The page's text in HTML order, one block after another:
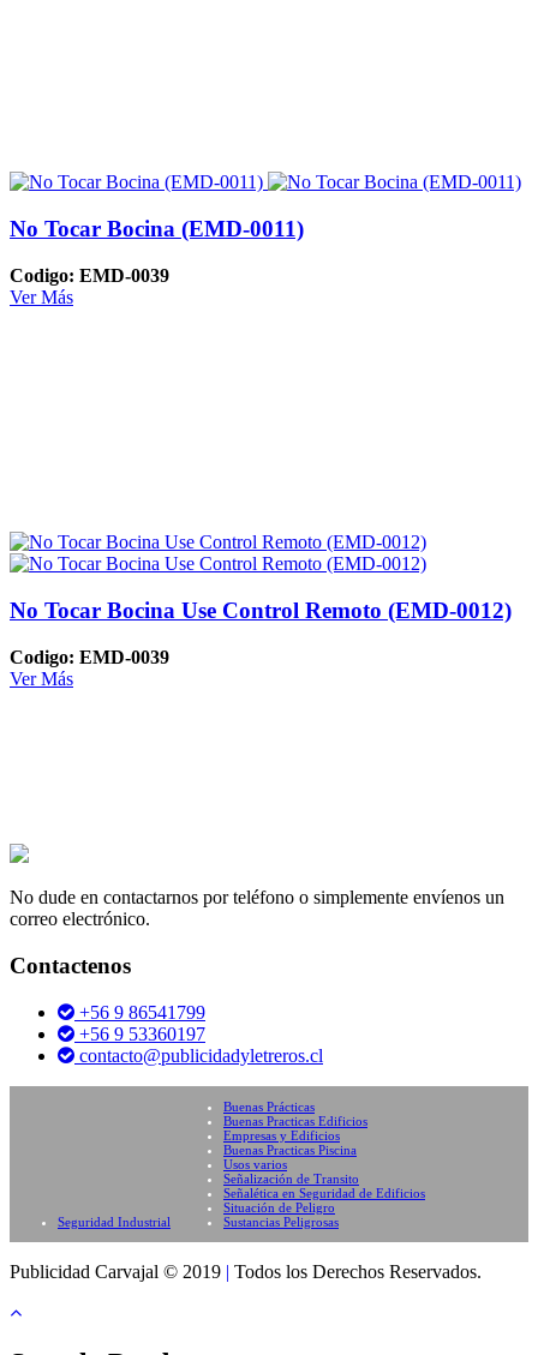
No Tocar Bocina (EMD-0011)
Codigo: EMD-0039
Ver Más
No Tocar Bocina Use Control Remoto (EMD-0012)
Codigo: EMD-0039
Ver Más
No dude en contactarnos por teléfono o simplemente envíenos un
correo electrónico.
Contactenos
+56 9 86541799
+56 9 53360197
contacto@publicidadyletreros.cl
Seguridad Industrial
Buenas Prácticas
Buenas Practicas Edificios
Empresas y Edificios
Buenas Practicas Piscina
Usos varios
Señalización de Transito
Señalética en Seguridad de Edificios
Situación de Peligro
Sustancias Peligrosas
Publicidad Carvajal © 2019 | Todos los Derechos Reservados.